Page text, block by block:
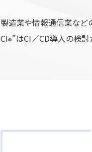
製造業や情報通信業な
CI®”はCI／CD導入の検